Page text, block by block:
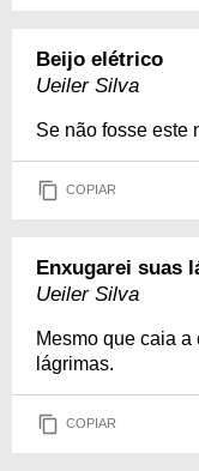
Beijo elétrico
Ueiler Silva
Se não fosse este
COPIAR
Enxugarei suas
Ueiler Silva
Mesmo que caia
lágrimas.
COPIAR